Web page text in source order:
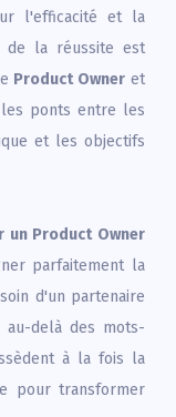
l'efficacité et la
de la réussite est
Product Owner et
ponts entre les
et les objectifs
un Product Owner
parfaitement la
d'un partenaire
au-delà des mots-
à la fois la
pour transformer